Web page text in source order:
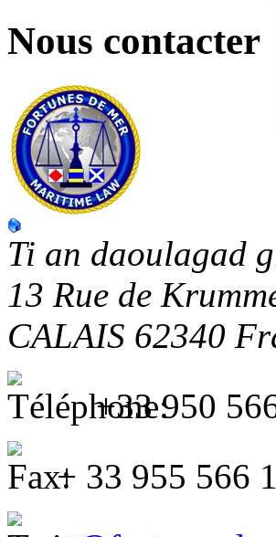
Nous contacter
Ti an daoulagad
13 Rue de
CALAIS 62340
+33 950
+ 33 955 566